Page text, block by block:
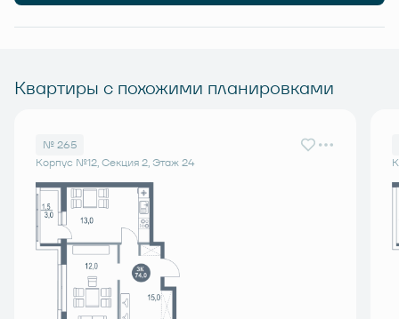
Квартиры с похожими планировками
№ 265
Корпус №12, Секция 2, Этаж 24